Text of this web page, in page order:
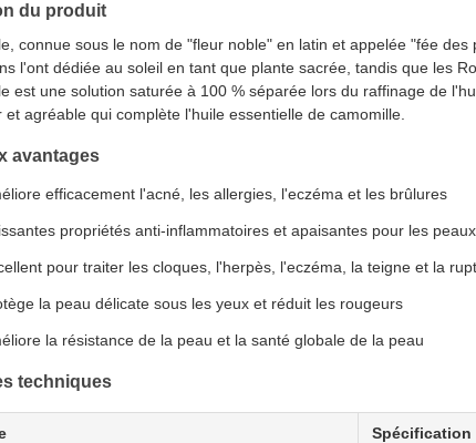
du produit
connue sous le nom de "fleur noble" en latin et appelée "fée
l'ont dédiée au soleil en tant que plante sacrée, tandis que les
est une solution saturée à 100 % séparée lors du raffinage de
et agréable qui complète l'huile essentielle de camomille.
avantages
efficacement l'acné, les allergies, l'eczéma et les brûlures
propriétés anti-inflammatoires et apaisantes pour les
pour traiter les cloques, l'herpès, l'eczéma, la teigne et la
la peau délicate sous les yeux et réduit les rougeurs
la résistance de la peau et la santé globale de la peau
techniques
Spécification